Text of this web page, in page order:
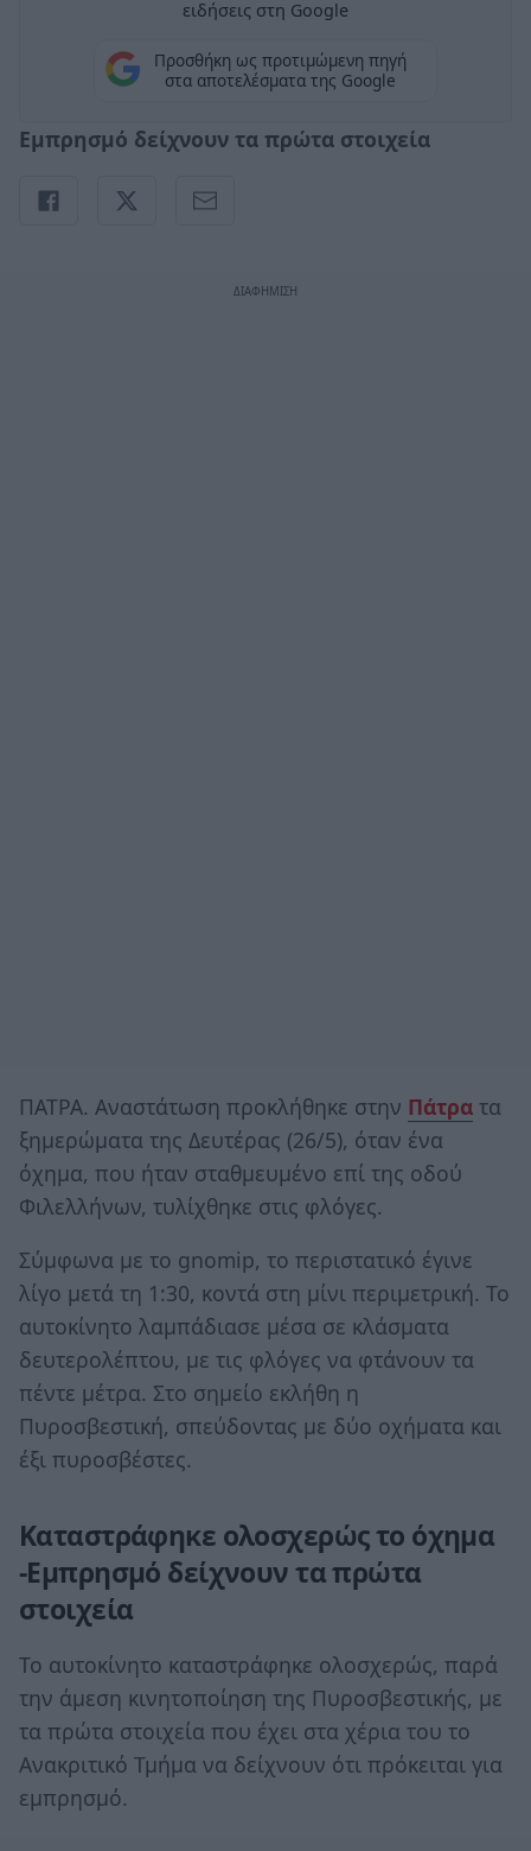
ειδήσεις στη Google
Προσθήκη ως προτιμώμενη πηγή
στα αποτελέσματα της Google
Εμπρησμό δείχνουν τα πρώτα στοιχεία
ΠΑΤΡΑ. Αναστάτωση προκλήθηκε στην Πάτρα τα
ξημερώματα της Δευτέρας (26/5), όταν ένα
όχημα, που ήταν σταθμευμένο επί της οδού
Φιλελλήνων, τυλίχθηκε στις φλόγες.
Σύμφωνα με το gnomip, το περιστατικό έγινε
λίγο μετά τη 1:30, κοντά στη μίνι περιμετρική. Το
αυτοκίνητο λαμπάδιασε μέσα σε κλάσματα
δευτερολέπτου, με τις φλόγες να φτάνουν τα
πέντε μέτρα. Στο σημείο εκλήθη η
Πυροσβεστική, σπεύδοντας με δύο οχήματα και
έξι πυροσβέστες.
Καταστράφηκε ολοσχερώς το όχημα
-Εμπρησμό δείχνουν τα πρώτα
στοιχεία
Το αυτοκίνητο καταστράφηκε ολοσχερώς, παρά
την άμεση κινητοποίηση της Πυροσβεστικής, με
τα πρώτα στοιχεία που έχει στα χέρια του το
Ανακριτικό Τμήμα να δείχνουν ότι πρόκειται για
εμπρησμό.